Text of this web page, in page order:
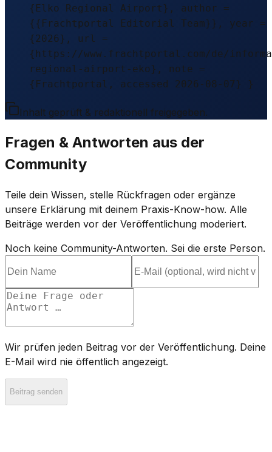
{Elko Regional Airport}, author =
{{Frachtportal Editorial Team}}, year =
{2026}, url =
{https://www.frachtportal.com/de/
regional-airport-eko}, note =
{Frachtportal, accessed 2026-08-07} }
Inhalt geprüft & redaktionell freigegeben.
Fragen & Antworten aus der
Community
Teile dein Wissen, stelle Rückfragen oder ergänze
unsere Erklärung mit deinem Praxis-Know-how. Alle
Beiträge werden vor der Veröffentlichung moderiert.
Noch keine Community-Antworten. Sei die erste Person.
Wir prüfen jeden Beitrag vor der Veröffentlichung. Deine
E-Mail wird nie öffentlich angezeigt.
Beitrag senden